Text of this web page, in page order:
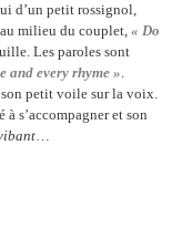
d’un petit rossignol,
milieu du couplet, « Do
Les paroles sont
and every rhyme ».
petit voile sur la voix.
à s’accompagner et son
…